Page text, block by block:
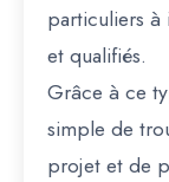
particuliers à
et qualifiés.
Grâce à ce
simple de
projet et de